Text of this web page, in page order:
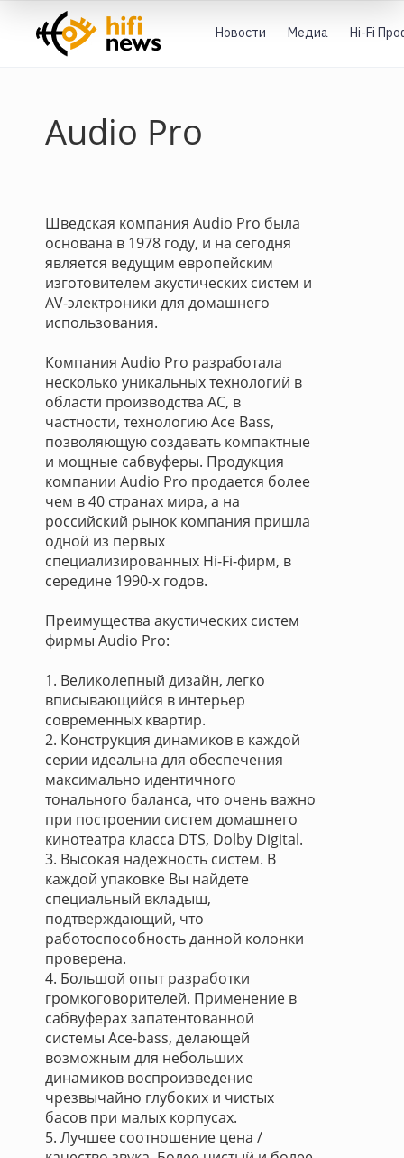
Новости Медиа Hi-Fi
Audio Pro
Шведская компания Audio Pro была
основана в 1978 году, и на сегодня
является ведущим европейским
изготовителем акустических систем и
AV-электроники для домашнего
использования.
Компания Audio Pro разработала
несколько уникальных технологий в
области производства АС, в
частности, технологию Ace Bass,
позволяющую создавать компактные
и мощные сабвуферы. Продукция
компании Audio Pro продается более
чем в 40 странах мира, а на
российский рынок компания пришла
одной из первых
специализированных Hi-Fi-фирм, в
середине 1990-х годов.
Преимущества акустических систем
фирмы Audio Pro:
1. Великолепный дизайн, легко
вписывающийся в интерьер
современных квартир.
2. Конструкция динамиков в каждой
серии идеальна для обеспечения
максимально идентичного
тонального баланса, что очень важно
при построении систем домашнего
кинотеатра класса DTS, Dolby Digital.
3. Высокая надежность систем. В
каждой упаковке Вы найдете
специальный вкладыш,
подтверждающий, что
работоспособность данной колонки
проверена.
4. Большой опыт разработки
громкоговорителей. Применение в
сабвуферах запатентованной
системы Ace-bass, делающей
возможным для небольших
динамиков воспроизведение
чрезвычайно глубоких и чистых
басов при малых корпусах.
5. Лучшее соотношение цена /